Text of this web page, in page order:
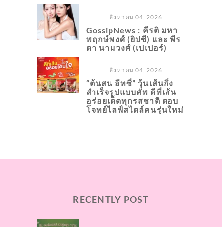
สิงหาคม 04, 2026
GossipNews : คีรติ มหา
พฤกษ์พงศ์ (ยิปซี) และ พีร
ดา นามวงศ์ (เปเปอร์)
สิงหาคม 04, 2026
“ต้นสน อีทซี่” วุ้นเส้นกึ่ง
สำเร็จรูปแบบคัพ ดีที่เส้น
อร่อยเด็ดทุกรสชาติ ตอบ
โจทย์ไลฟ์สไตล์คนรุ่นใหม่
RECENTLY POST